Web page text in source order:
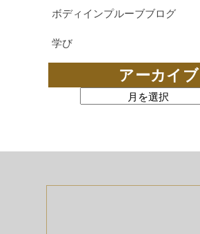
ボディインプルーブブログ
学び
アーカイブ